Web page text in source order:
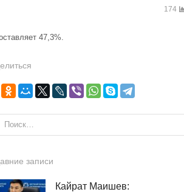
174
47,3%.
записи
Кайрат Маишев: